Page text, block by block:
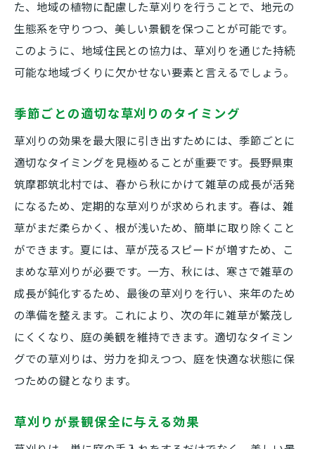
驚くべき草刈りの効果とその持続可能なアプロ
ーチ
持続可能な方法で実現する草刈りの効果
草刈りがもたらす長期的な環境保護効果
資源を無駄にしない草刈りのアプローチ
草刈りで家庭のエコフットプリントを減ら
す
地域全体で取り組む持続可能な草刈り
草刈り後の庭で行う楽しみ方
家族と過ごす庭の新しいライフスタイル
庭を活用した新しい趣味の提案
草刈り後の庭で開催するイベントアイデア
庭でのリラックス時間を充実させる工夫
地域交流を促進する庭の活用法
長野の自然と調和する草刈りのメリットを探る
た、地域の植物に配慮した草刈りを行うことで、地元の
生態系を守りつつ、美しい景観を保つことが可能です。
このように、地域住民との協力は、草刈りを通じた持続
可能な地域づくりに欠かせない要素と言えるでしょう。
季節ごとの適切な草刈りのタイミング
草刈りの効果を最大限に引き出すためには、季節ごとに
適切なタイミングを見極めることが重要です。長野県東
筑摩郡筑北村では、春から秋にかけて雑草の成長が活発
になるため、定期的な草刈りが求められます。春は、雑
草がまだ柔らかく、根が浅いため、簡単に取り除くこと
ができます。夏には、草が茂るスピードが増すため、こ
まめな草刈りが必要です。一方、秋には、寒さで雑草の
成長が鈍化するため、最後の草刈りを行い、来年のため
の準備を整えます。これにより、次の年に雑草が繁茂し
にくくなり、庭の美観を維持できます。適切なタイミン
グでの草刈りは、労力を抑えつつ、庭を快適な状態に保
つための鍵となります。
草刈りが景観保全に与える効果